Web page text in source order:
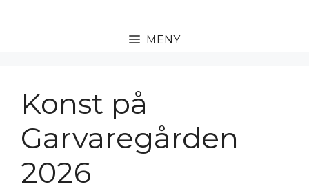
MENY
Konst på
Garvaregården
2026